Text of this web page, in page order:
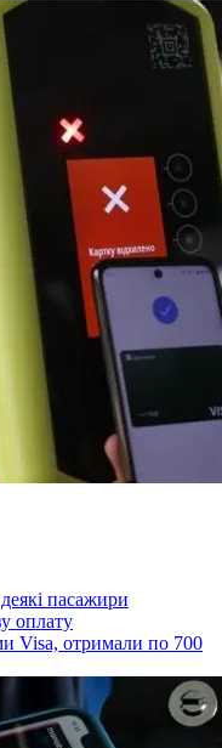
пасажири
оплату
Visa, отримали по 700